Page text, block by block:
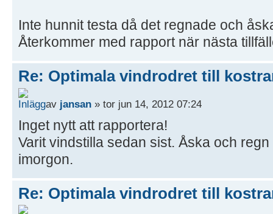
Inte hunnit testa då det regnade och
Återkommer med rapport när nästa
Re: Optimala vindrodret till
av jansan » tor jun 14, 2012 07:24
Inget nytt att rapportera!
Varit vindstilla sedan sist. Åska och
imorgon.
Re: Optimala vindrodret till